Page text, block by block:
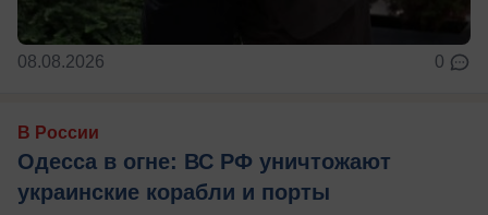
08.08.2026 0
В России
Одесса в огне: ВС РФ уничтожают
украинские корабли и порты